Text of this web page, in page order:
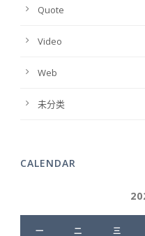
Quote
Video
Web
未分类
CALENDAR
一 二 三